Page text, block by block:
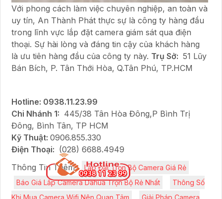
Với phong cách làm việc chuyên nghiệp, an toàn và
uy tín, An Thành Phát thực sự là công ty hàng đầu
trong lĩnh vực lắp đặt camera giám sát qua điện
thoại. Sự hài lòng và đáng tin cậy của khách hàng
là ưu tiên hàng đầu của công ty này. Trụ Sở: 51 Lũy
Bán Bích, P. Tân Thới Hòa, Q.Tân Phú, TP.HCM
Hotline: 0938.11.23.99
Chi Nhánh 1: 445/38 Tân Hòa Đông,P Bình Trị
Đông, Bình Tân, TP HCM
Kỹ Thuật: 0906.855.330
Điện Thoại: (028) 6688.4949
Thông Tin Thêm: Lắp Đặt Trọn Bộ Camera Giá Rẻ
Báo Giá Lắp Camera Dahua Trọn Bộ Rẻ Nhất
Thông Số
Khi Mua Camera Wifi Nên Quan Tâm
Giải Pháp Camera